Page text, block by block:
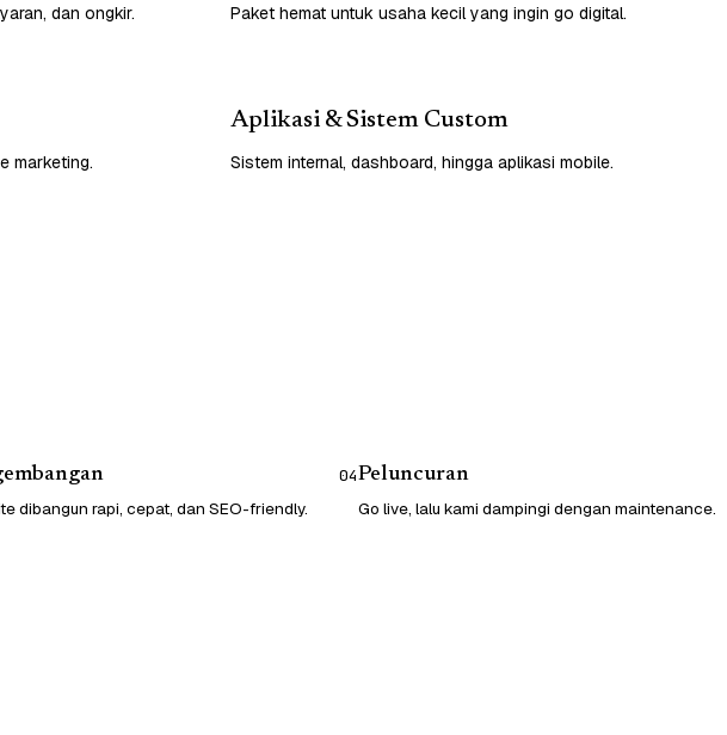
dan ongkir. Paket hemat untuk usaha kecil yang ingin go digital.
marketing.
Aplikasi & Sistem Custom
Sistem internal, dashboard, hingga aplikasi mobile.
dibangun rapi, cepat, dan SEO-friendly.
04Peluncuran
Go live, lalu kami dampingi dengan maintenance.